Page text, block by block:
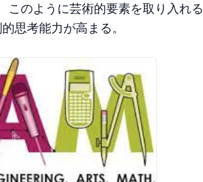
このように芸術的要素を取り入れる
思考能力が高まる。